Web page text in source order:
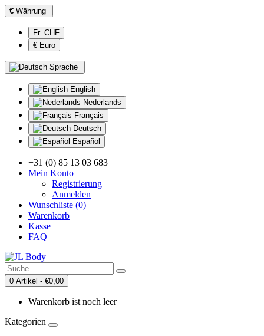
€ Währung
Fr. CHF
€ Euro
Sprache
English
Nederlands
Français
Deutsch
Español
+31 (0) 85 13 03 683
Mein Konto
Registrierung
Anmelden
Wunschliste (0)
Warenkorb
Kasse
FAQ
0 Artikel - €0,00
Warenkorb ist noch leer
Kategorien